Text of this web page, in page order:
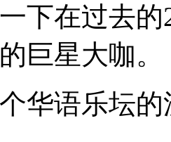
下在过去
巨星大咖。
语乐坛的